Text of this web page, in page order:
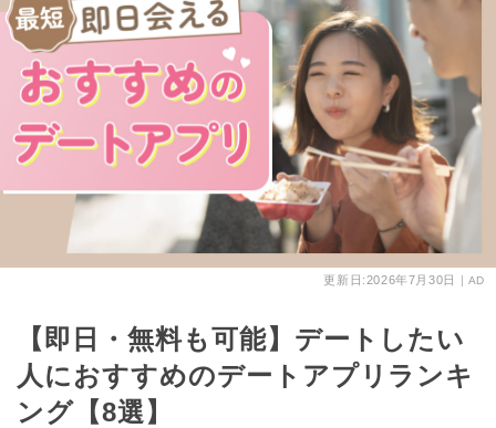
更新日:2026年7月30日 AD
【即日・無料も可能】デートしたい
人におすすめのデートアプリランキ
ング【8選】